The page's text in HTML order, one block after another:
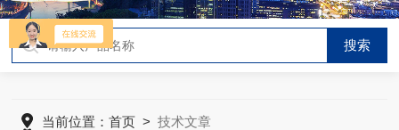
当前位置：首页 >技术文章